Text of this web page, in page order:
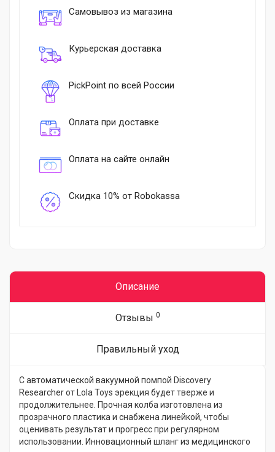
Самовывоз из магазина
Курьерская доставка
PickPoint по всей России
Оплата при доставке
Оплата на сайте онлайн
Скидка 10% от Robokassa
Описание
Отзывы 0
Правильный уход
С автоматической вакуумной помпой Discovery
Researcher от Lola Toys эрекция будет тверже и
продолжительнее. Прочная колба изготовлена из
прозрачного пластика и снабжена линейкой, чтобы
оценивать результат и прогресс при регулярном
использовании. Инновационный шланг из медицинского